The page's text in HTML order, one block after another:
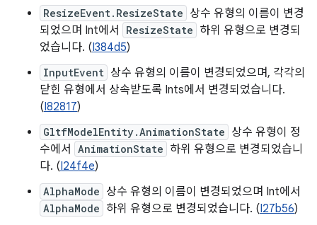
ResizeEvent.ResizeState 상수 유형의 이름이 변경
되었으며 Int에서
ResizeState 하위 유형으로 변경되
었습니다. (I384d5)
InputEvent 상수 유형의 이름이 변경되었으며, 각각의
닫힌 유형에서 상속받도록 Ints에서 변경되었습니다.
(I82817)
GltfModelEntity.AnimationState 상수 유형이 정
수에서
AnimationState 하위 유형으로 변경되었습니
다. (I24f4e)
AlphaMode 상수 유형의 이름이 변경되었으며 Int에서
AlphaMode 하위 유형으로 변경되었습니다. (I27b56)